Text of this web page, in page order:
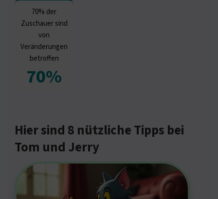
70% der
Zuschauer sind
von
Veränderungen
betroffen
70%
Hier sind 8 nützliche Tipps bei
Tom und Jerry